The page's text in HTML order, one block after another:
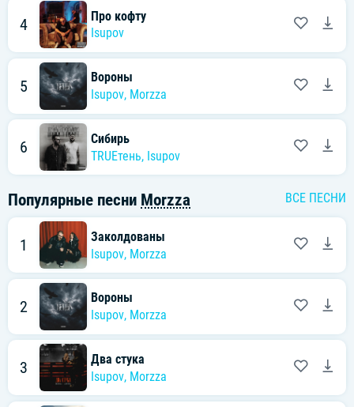
4
Про кофту
Isupov
5
Вороны
Isupov, Morzza
6
Сибирь
TRUEтень, Isupov
Популярные песни Morzza ВСЕ ПЕСНИ
1
Заколдованы
Isupov, Morzza
2
Вороны
Isupov, Morzza
3
Два стука
Isupov, Morzza